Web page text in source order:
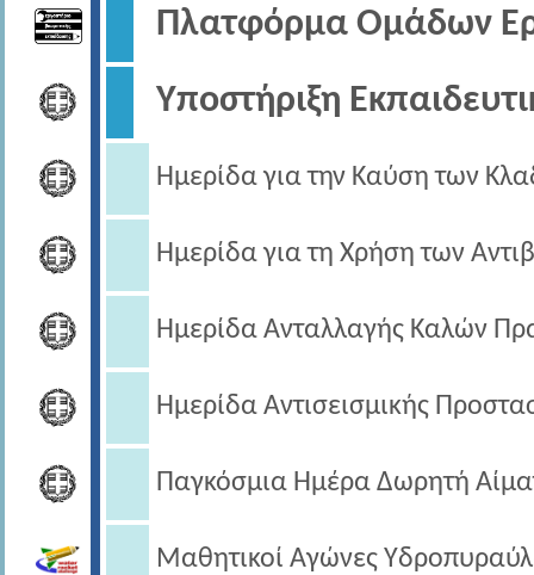
Πλατφόρμα Ομάδων
Υποστήριξη
Ημερίδα για την Καύση των
Ημερίδα για τη Χρήση των
Ημερίδα Ανταλλαγής Καλών
Ημερίδα Αντισεισμικής
Παγκόσμια Ημέρα Δωρητή
Μαθητικοί Αγώνες